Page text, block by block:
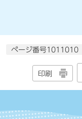
ページ番号1011010
印刷